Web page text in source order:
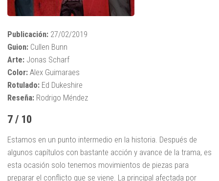
Publicación: 27/02/2019
Guion: Cullen Bunn
Arte: Jonas Scharf
Color: Alex Guimaraes
Rotulado: Ed Dukeshire
Reseña: Rodrigo Méndez
7 / 10
Estamos en un punto intermedio en la historia. Después de
algunos capítulos con bastante acción y avance de la trama, es
esta ocasión solo tenemos movimientos de piezas para
preparar el conflicto que se viene. La principal afectada por